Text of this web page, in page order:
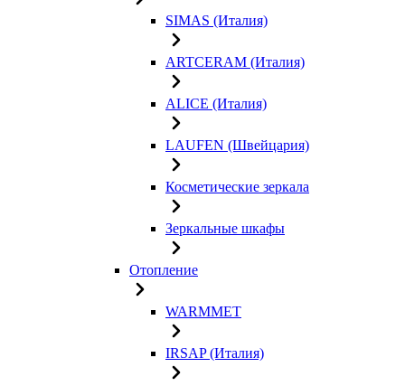
SIMAS (Италия)
ARTCERAM (Италия)
ALICE (Италия)
LAUFEN (Швейцария)
Косметические зеркала
Зеркальные шкафы
Отопление
WARMMET
IRSAP (Италия)